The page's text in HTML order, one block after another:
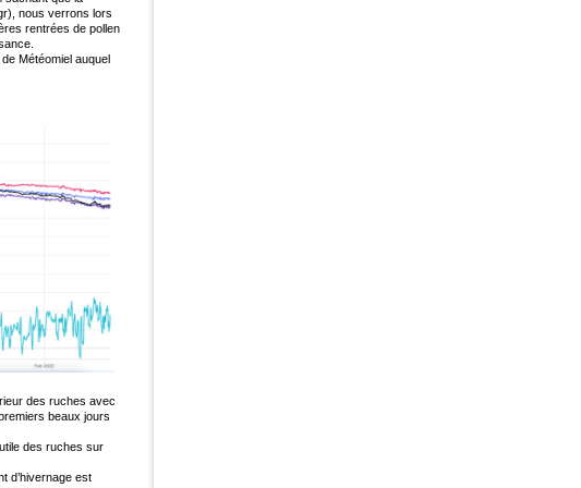
nous verrons lors
rentrées de pollen
Météomiel auquel
des ruches avec
beaux jours
des ruches sur
d’hivernage est